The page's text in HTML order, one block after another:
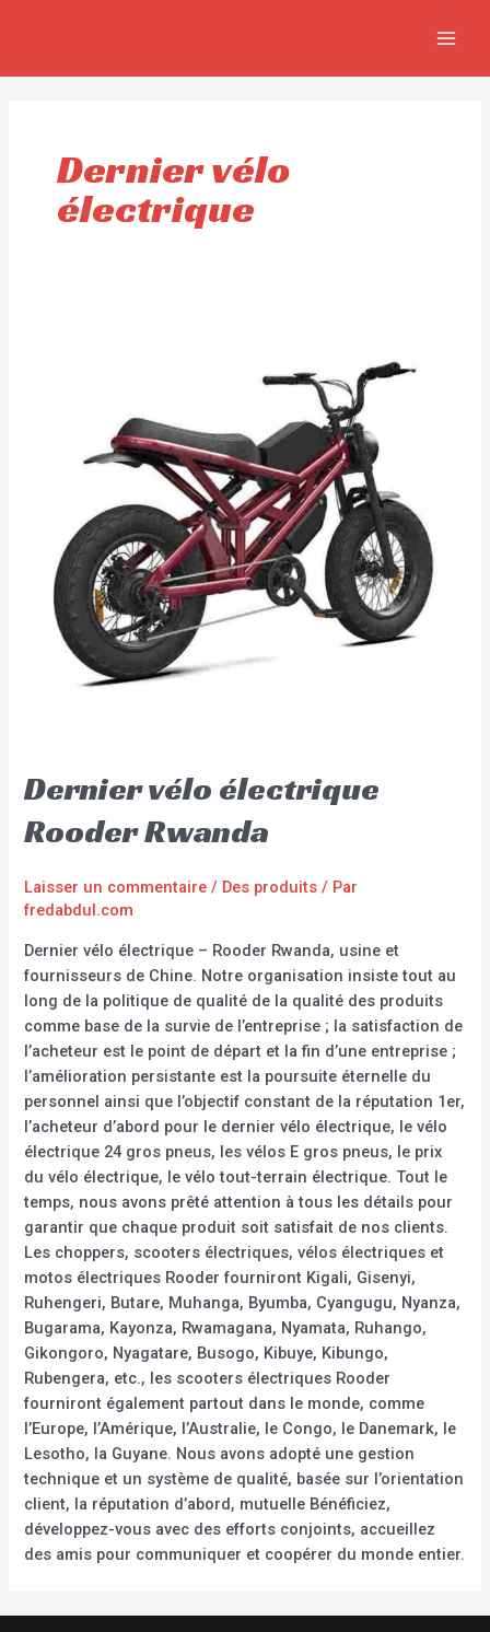
Dernier vélo
électrique
Dernier vélo électrique
Rooder Rwanda
Laisser un commentaire / Des produits / Par
fredabdul.com
Dernier vélo électrique – Rooder Rwanda, usine et
fournisseurs de Chine. Notre organisation insiste tout au
long de la politique de qualité de la qualité des produits
comme base de la survie de l’entreprise ; la satisfaction de
l’acheteur est le point de départ et la fin d’une entreprise ;
l’amélioration persistante est la poursuite éternelle du
personnel ainsi que l’objectif constant de la réputation 1er,
l’acheteur d’abord pour le dernier vélo électrique, le vélo
électrique 24 gros pneus, les vélos E gros pneus, le prix
du vélo électrique, le vélo tout-terrain électrique. Tout le
temps, nous avons prêté attention à tous les détails pour
garantir que chaque produit soit satisfait de nos clients.
Les choppers, scooters électriques, vélos électriques et
motos électriques Rooder fourniront Kigali, Gisenyi,
Ruhengeri, Butare, Muhanga, Byumba, Cyangugu, Nyanza,
Bugarama, Kayonza, Rwamagana, Nyamata, Ruhango,
Gikongoro, Nyagatare, Busogo, Kibuye, Kibungo,
Rubengera, etc., les scooters électriques Rooder
fourniront également partout dans le monde, comme
l’Europe, l’Amérique, l’Australie, le Congo, le Danemark, le
Lesotho, la Guyane. Nous avons adopté une gestion
technique et un système de qualité, basée sur l’orientation
client, la réputation d’abord, mutuelle Bénéficiez,
développez-vous avec des efforts conjoints, accueillez
des amis pour communiquer et coopérer du monde entier.